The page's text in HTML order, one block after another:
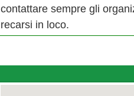
contattare sempre gli
recarsi in loco.